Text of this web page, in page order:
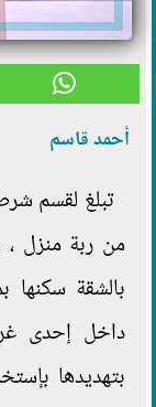
أحمد قاسم
تبلغ لقسم
من ربة منزل ،
بالشقة
داخل إحدى
بتهديدها